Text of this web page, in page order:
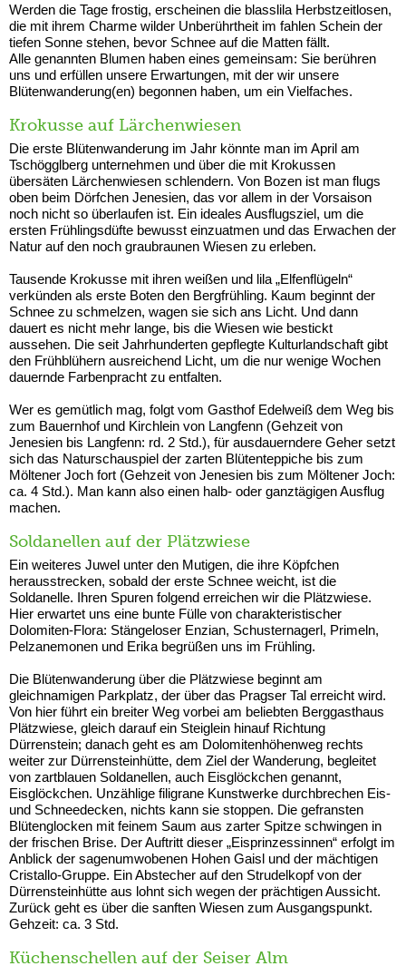
Werden die Tage frostig, erscheinen die blasslila Herbstzeitlosen,
die mit ihrem Charme wilder Unberührtheit im fahlen Schein der
tiefen Sonne stehen, bevor Schnee auf die Matten fällt.
Alle genannten Blumen haben eines gemeinsam: Sie berühren
uns und erfüllen unsere Erwartungen, mit der wir unsere
Blütenwanderung(en) begonnen haben, um ein Vielfaches.
Krokusse auf Lärchenwiesen
Die erste Blütenwanderung im Jahr könnte man im April am
Tschögglberg unternehmen und über die mit Krokussen
übersäten Lärchenwiesen schlendern. Von Bozen ist man flugs
oben beim Dörfchen Jenesien, das vor allem in der Vorsaison
noch nicht so überlaufen ist. Ein ideales Ausflugsziel, um die
ersten Frühlingsdüfte bewusst einzuatmen und das Erwachen der
Natur auf den noch graubraunen Wiesen zu erleben.
Tausende Krokusse mit ihren weißen und lila „Elfenflügeln“
verkünden als erste Boten den Bergfrühling. Kaum beginnt der
Schnee zu schmelzen, wagen sie sich ans Licht. Und dann
dauert es nicht mehr lange, bis die Wiesen wie bestickt
aussehen. Die seit Jahrhunderten gepflegte Kulturlandschaft gibt
den Frühblühern ausreichend Licht, um die nur wenige Wochen
dauernde Farbenpracht zu entfalten.
Wer es gemütlich mag, folgt vom Gasthof Edelweiß dem Weg bis
zum Bauernhof und Kirchlein von Langfenn (Gehzeit von
Jenesien bis Langfenn: rd. 2 Std.), für ausdauerndere Geher setzt
sich das Naturschauspiel der zarten Blütenteppiche bis zum
Möltener Joch fort (Gehzeit von Jenesien bis zum Möltener Joch:
ca. 4 Std.). Man kann also einen halb- oder ganztägigen Ausflug
machen.
Soldanellen auf der Plätzwiese
Ein weiteres Juwel unter den Mutigen, die ihre Köpfchen
herausstrecken, sobald der erste Schnee weicht, ist die
Soldanelle. Ihren Spuren folgend erreichen wir die Plätzwiese.
Hier erwartet uns eine bunte Fülle von charakteristischer
Dolomiten-Flora: Stängeloser Enzian, Schusternagerl, Primeln,
Pelzanemonen und Erika begrüßen uns im Frühling.
Die Blütenwanderung über die Plätzwiese beginnt am
gleichnamigen Parkplatz, der über das Pragser Tal erreicht wird.
Von hier führt ein breiter Weg vorbei am beliebten Berggasthaus
Plätzwiese, gleich darauf ein Steiglein hinauf Richtung
Dürrenstein; danach geht es am Dolomitenhöhenweg rechts
weiter zur Dürrensteinhütte, dem Ziel der Wanderung, begleitet
von zartblauen Soldanellen, auch Eisglöckchen genannt,
Eisglöckchen. Unzählige filigrane Kunstwerke durchbrechen Eis-
und Schneedecken, nichts kann sie stoppen. Die gefransten
Blütenglocken mit feinem Saum aus zarter Spitze schwingen in
der frischen Brise. Der Auftritt dieser „Eisprinzessinnen“ erfolgt im
Anblick der sagenumwobenen Hohen Gaisl und der mächtigen
Cristallo-Gruppe. Ein Abstecher auf den Strudelkopf von der
Dürrensteinhütte aus lohnt sich wegen der prächtigen Aussicht.
Zurück geht es über die sanften Wiesen zum Ausgangspunkt.
Gehzeit: ca. 3 Std.
Küchenschellen auf der Seiser Alm